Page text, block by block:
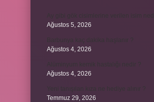
Ağustos 5, 2026
Ağustos 4, 2026
Ağustos 4, 2026
Temmuz 29, 2026